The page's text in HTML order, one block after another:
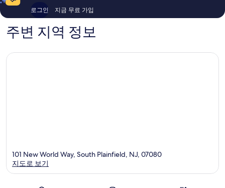
개
로그인 지금 무료 가입
주변 지역 정보
101 New World Way, South Plainfield, NJ, 07080
지도로 보기